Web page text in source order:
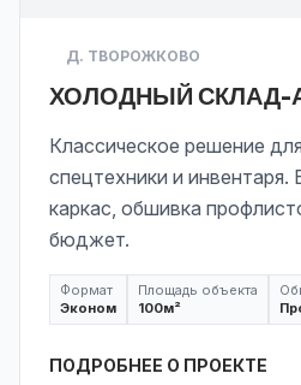
Д. ТВОРОЖКОВО
ХОЛОДНЫЙ СКЛАД-
Классическое решение
спецтехники и
каркас, обшивка
бюджет.
Формат
Эконом
Площадь объекта
100м²
ПОДРОБНЕЕ О ПРОЕКТЕ